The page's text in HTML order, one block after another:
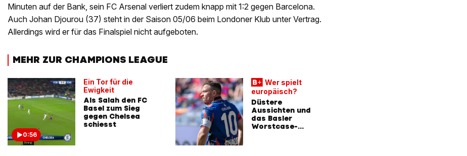
Minuten auf der Bank, sein FC Arsenal verliert zudem knapp mit 1:2 gegen Barcelona.
Auch Johan Djourou (37) steht in der Saison 05/06 beim Londoner Klub unter Vertrag.
Allerdings wird er für das Finalspiel nicht aufgeboten.
MEHR ZUR CHAMPIONS LEAGUE
0:56
Ein Tor für die
Ewigkeit
Als Salah den FC
Basel zum Sieg
gegen Chelsea
schiesst
Wer spielt
europäisch?
Düstere
Aussichten und
das Basler
Worstcase-